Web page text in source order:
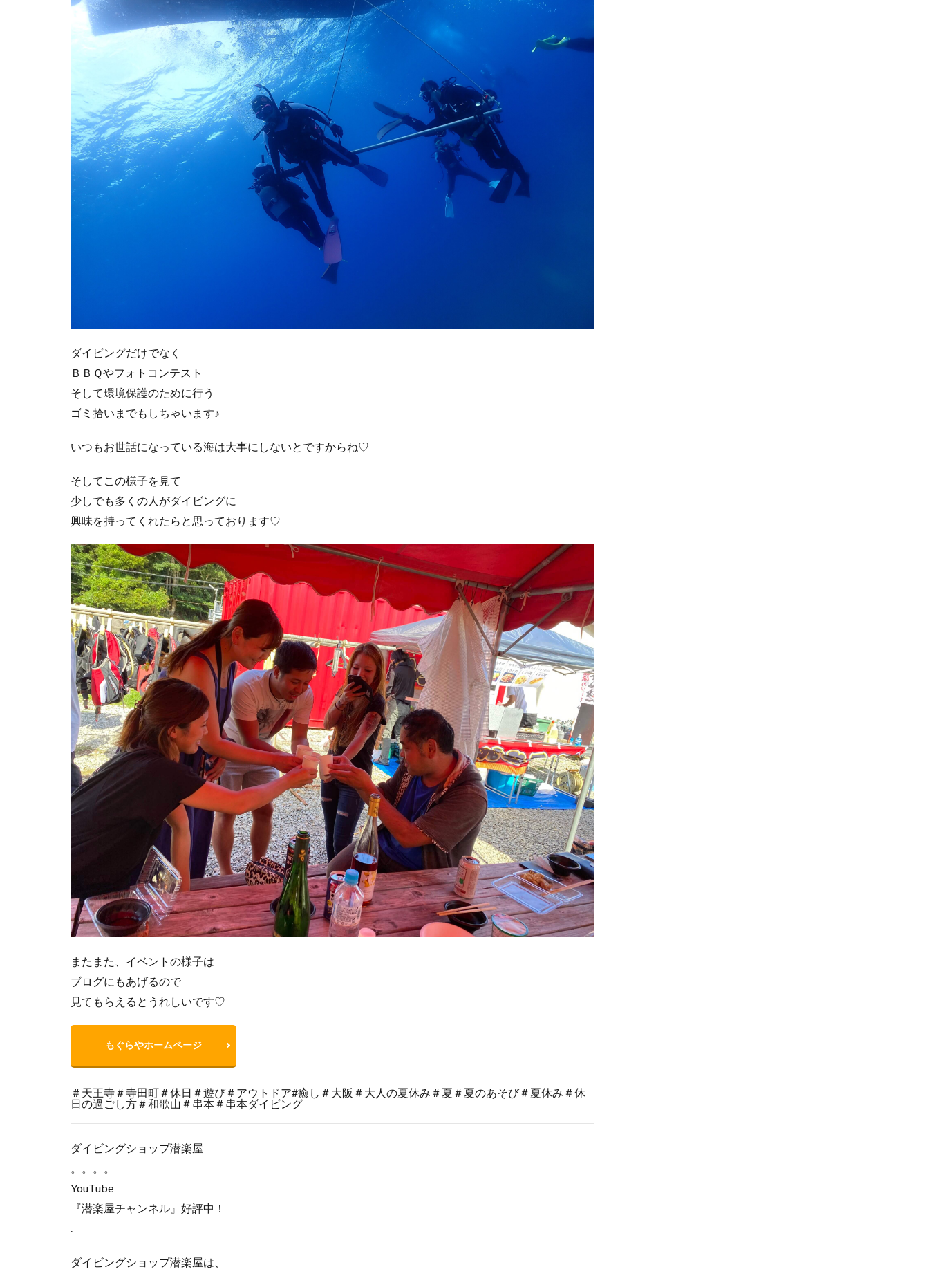
ダイビングだけでなく
ＢＢＱやフォトコンテスト
そして環境保護のために行う
ゴミ拾いまでもしちゃいます♪
いつもお世話になっている海は大事にしないとですからね♡
そしてこの様子を見て
少しでも多くの人がダイビングに
興味を持ってくれたらと思っております♡
またまた、イベントの様子は
ブログにもあげるので
見てもらえるとうれしいです♡
もぐらやホームページ
＃天王寺＃寺田町＃休日＃遊び＃アウトドア#癒し＃大阪＃大人の夏休み＃夏＃夏のあそび＃夏休み＃休
日の過ごし方＃和歌山＃串本＃串本ダイビング
ダイビングショップ潜楽屋
。。。。
YouTube
『潜楽屋チャンネル』好評中！
.
ダイビングショップ潜楽屋は、